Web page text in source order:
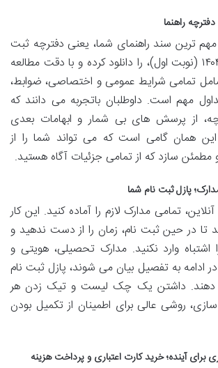
راهنما
ترین سند راهنمای شما، یعنی دفترچه ثبت
نام کنکور سراسری ۱۴۰۴ (نوبت اول)، را دانلود کرده و با دقت مطالعه
تمامی شرایط عمومی و اختصاصی، ضوابط،
مهم است. داوطلبان باتجربه می دانند که
از پرسش های بی شمار و ابهامات بعدی
همان گامی است که می تواند شما را از
مطمئن سازد که از تمامی جزئیات آگاه هستید.
پازل ثبت نام شما
تمامی مدارک لازم را آماده کنید. این کار
در حین ثبت نام، زمان را از دست ندهید و
اشتباه وارد نکنید. مدارک تحصیلی، هویتی و
ادامه به تفصیل بیان می شوند، پازل ثبت نام
دهند. داشتن یک چک لیست و تیک زدن هر
روشی عالی برای اطمینان از تکمیل بودن
برای آینده؛ خرید کارت اعتباری و پرداخت هزینه